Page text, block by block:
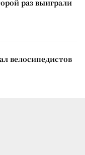
раз выиграли
велосипедистов